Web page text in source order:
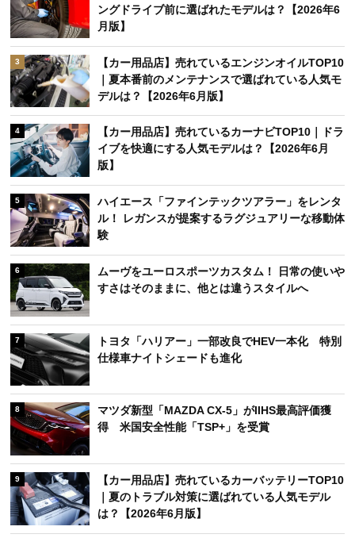
ングドライブ前に選ばれたモデルは？【2026年6
月版】
3
【カー用品店】売れているエンジンオイルTOP10
｜夏本番前のメンテナンスで選ばれている人気モ
デルは？【2026年6月版】
4
【カー用品店】売れているカーナビTOP10｜ドラ
イブを快適にする人気モデルは？【2026年6月
版】
5
ハイエース「ファインテックツアラー」をレンタ
ル！ レガンスが提案するラグジュアリーな移動体
験
6
ムーヴをユーロスポーツカスタム！ 日常の使いや
すさはそのままに、他とは違うスタイルへ
7
トヨタ「ハリアー」一部改良でHEV一本化 特別
仕様車ナイトシェードも進化
8
マツダ新型「MAZDA CX-5」がIIHS最高評価獲
得 米国安全性能「TSP+」を受賞
9
【カー用品店】売れているカーバッテリーTOP10
｜夏のトラブル対策に選ばれている人気モデル
は？【2026年6月版】